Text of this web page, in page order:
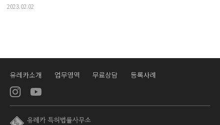
2023.02.02
유레카소개 업무영역 무료상담 등록사례